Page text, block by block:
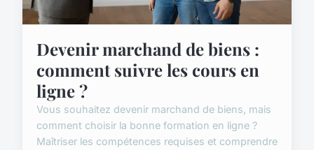
Devenir marchand de biens :
comment suivre les cours en
ligne ?
Vous souhaitez devenir marchand de biens, mais
comment choisir la bonne formation en ligne ?
Maîtriser les compétences requises et comprendre